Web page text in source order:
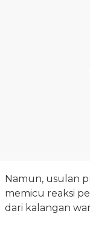
Namun, usulan
memicu reaksi
dari kalangan